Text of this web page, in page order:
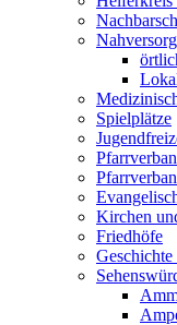
Spielplätze
Kirchen
Friedhöfe